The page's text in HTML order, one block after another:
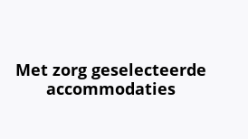
Met zorg geselecteerde
accommodaties